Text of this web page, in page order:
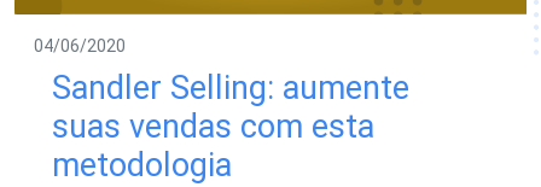
04/06/2020
Sandler Selling: aumente
suas vendas com esta
metodologia